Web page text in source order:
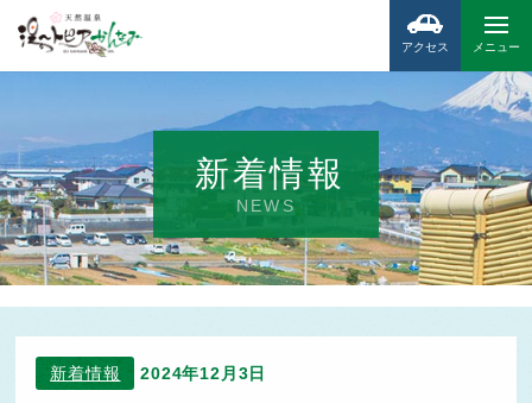
メニュー
アクセス
新着情報
NEWS
新着情報 2024年12月3日